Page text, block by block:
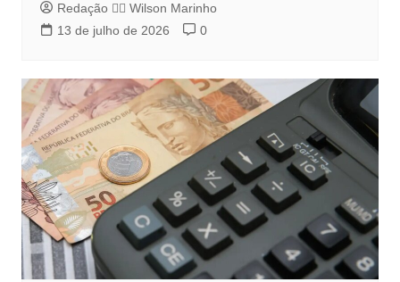
Redação 👨‍⚖️​ Wilson Marinho
13 de julho de 2026
0